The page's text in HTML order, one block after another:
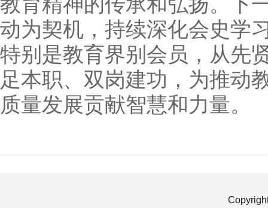
动为契机，持续深化会史学
特别是教育界别会员，从先
足本职、双岗建功，为推动
质量发展贡献智慧和力量。